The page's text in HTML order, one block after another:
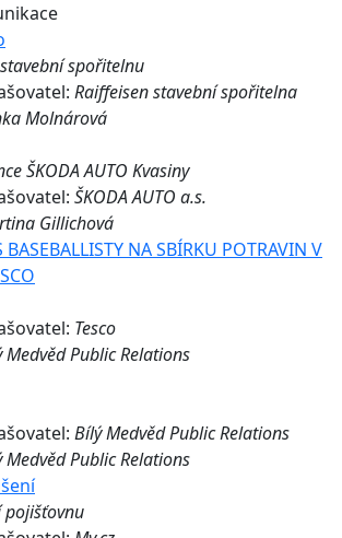
spořitelnu
Raiffeisen stavební spořitelna
Molnárová
ŠKODA AUTO Kvasiny
ŠKODA AUTO a.s.
Gillichová
NA SBÍRKU POTRAVIN V
Tesco
Medvěd Public Relations
Bílý Medvěd Public Relations
Medvěd Public Relations
pojišťovnu